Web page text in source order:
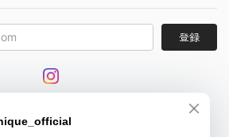
登録
© harmonique